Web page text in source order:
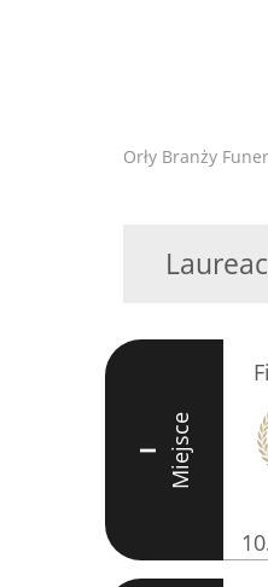
Orły Branży
I Miejsce